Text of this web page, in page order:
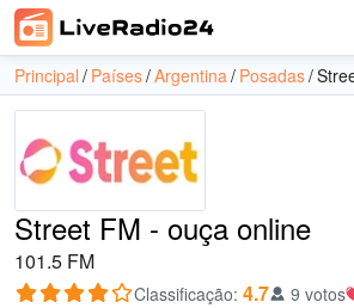
Principal Países Argentina Posadas
Street FM - ouça online
101.5 FM
Classificação: 4.7 9 votos